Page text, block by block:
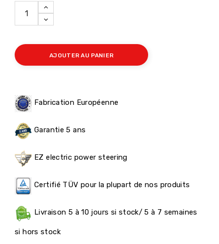
AJOUTER AU PANIER
Fabrication Européenne
Garantie 5 ans
EZ electric power steering
Certifié TÜV pour la plupart de nos produits
Livraison 5 à 10 jours si stock/ 5 à 7 semaines
si hors stock